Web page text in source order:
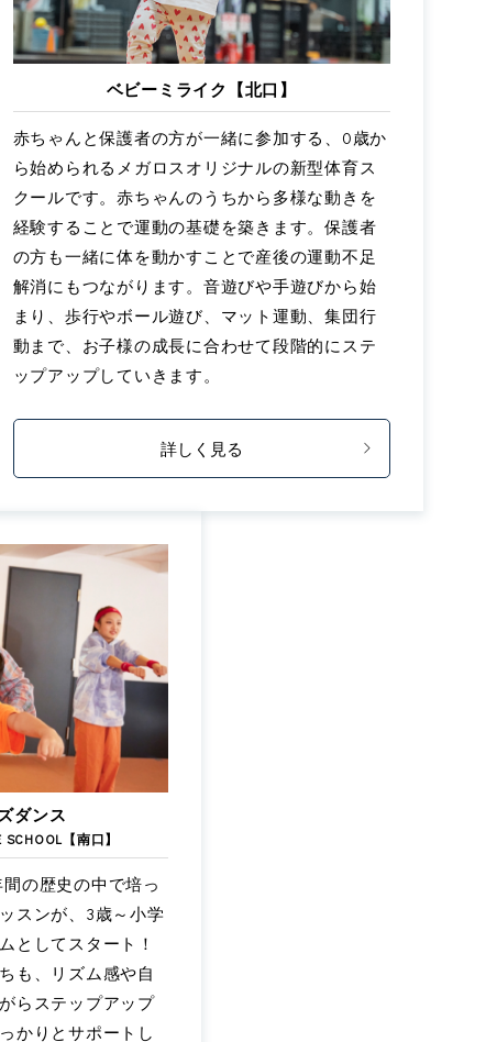
ベビーミライク【北口】
赤ちゃんと保護者の方が一緒に参加する、0歳か
ら始められるメガロスオリジナルの新型体育ス
クールです。赤ちゃんのうちから多様な動きを
経験することで運動の基礎を築きます。保護者
の方も一緒に体を動かすことで産後の運動不足
解消にもつながります。音遊びや手遊びから始
まり、歩行やボール遊び、マット運動、集団行
動まで、お子様の成長に合わせて段階的にステ
ップアップしていきます。
詳しく見る
ダンス
【南口】
間の歴史の中で培っ
スンが、3歳～小学
としてスタート！
も、リズム感や自
らステップアップ
かりとサポートし